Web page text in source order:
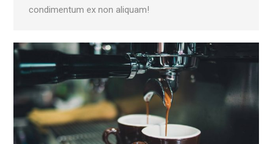
condimentum ex non aliquam!